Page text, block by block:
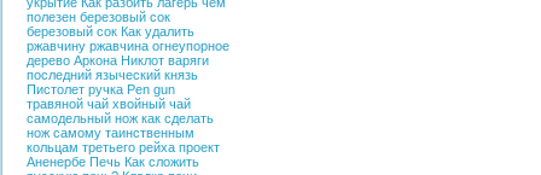
полезен березовый сок
березовый сок Как удалить
ржавчину ржавчина огнеупорное
дерево Аркона Никлот варяги
последний языческий князь
Пистолет ручка Pen gun
травяной чай хвойный чай
самодельный нож как сделать
нож самому таинственным
кольцам третьего рейха проект
Аненербе Печь Как сложить